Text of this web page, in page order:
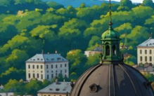
Перейти
до
вмісту